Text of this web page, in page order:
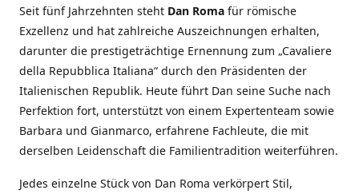
Seit fünf Jahrzehnten steht Dan Roma für römische
Exzellenz und hat zahlreiche Auszeichnungen erhalten,
darunter die prestigeträchtige Ernennung zum „Cavaliere
della Repubblica Italiana“ durch den Präsidenten der
Italienischen Republik. Heute führt Dan seine Suche nach
Perfektion fort, unterstützt von einem Expertenteam sowie
Barbara und Gianmarco, erfahrene Fachleute, die mit
derselben Leidenschaft die Familientradition weiterführen.
Jedes einzelne Stück von Dan Roma verkörpert Stil,